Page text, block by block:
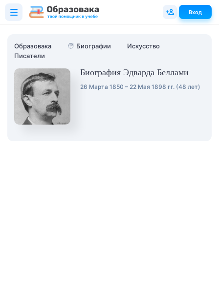
Образовака 🧑 Биографии
Искусство
Писатели
Биография Эдварда Беллами
26 Марта 1850 – 22 Мая 1898 гг. (48 лет)
Вход